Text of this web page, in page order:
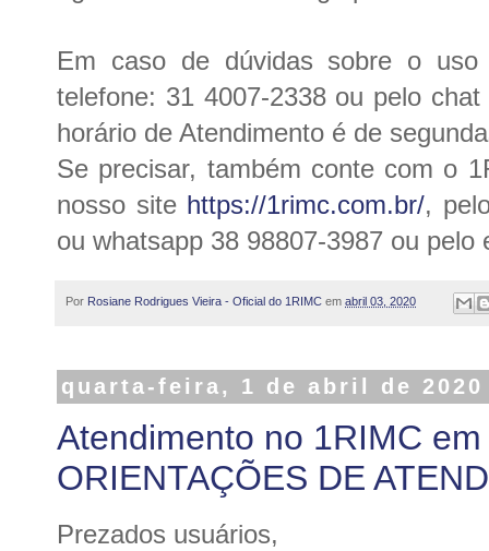
Em caso de dúvidas sobre o
telefone: 31 4007-2338 ou pelo
horário de Atendimento é de
Se precisar, também conte com o
nosso site https://1rimc.com.br/,
ou whatsapp 38 98807-3987 ou
Por Rosiane Rodrigues Vieira - Oficial do 1RIMC em abril 03, 2020
quarta-feira, 1 de abril de 2020
Atendimento no 1RIMC
ORIENTAÇÕES DE
Prezados usuários,